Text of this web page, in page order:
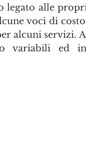
alle
voci di
alcuni servizi.
variabili ed